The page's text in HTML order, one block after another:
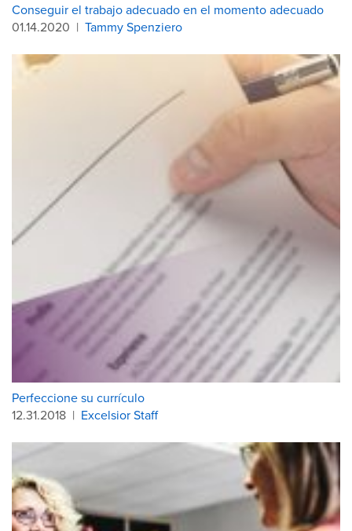
Conseguir el trabajo adecuado en el momento adecuado
01.14.2020 | Tammy Spenziero
Perfeccione su currículo
12.31.2018 | Excelsior Staff